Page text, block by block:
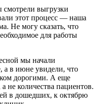
смотрели выгрузки
этот процесс — наша
Не могу сказать, что
для работы
мы начали
а в июне увидели, что
дорогими. А еще
не количества пациентов.
в дошедших, к октябрю